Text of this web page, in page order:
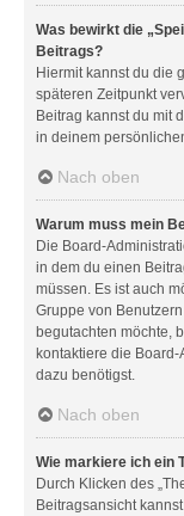
Was bewirkt die
Beitrags?
Hiermit kannst du die
späteren Zeitpunkt
Beitrag kannst du mit
in deinem
Nach oben
Warum muss mein
Die Board-
in dem du einen
müssen. Es ist auch
Gruppe von
begutachten möchte,
kontaktiere die
dazu benötigst.
Nach oben
Wie markiere ich ein
Durch Klicken des
Beitragsansicht